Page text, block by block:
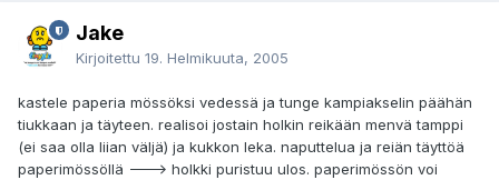
Jake
Kirjoitettu 19. Helmikuuta, 2005
kastele paperia mössöksi vedessä ja tunge kampiakselin päähän
tiukkaan ja täyteen. realisoi jostain holkin reikään menvä tamppi
(ei saa olla liian väljä) ja kukkon leka. naputtelua ja reiän täyttöä
paperimössöllä ---> holkki puristuu ulos. paperimössön voi